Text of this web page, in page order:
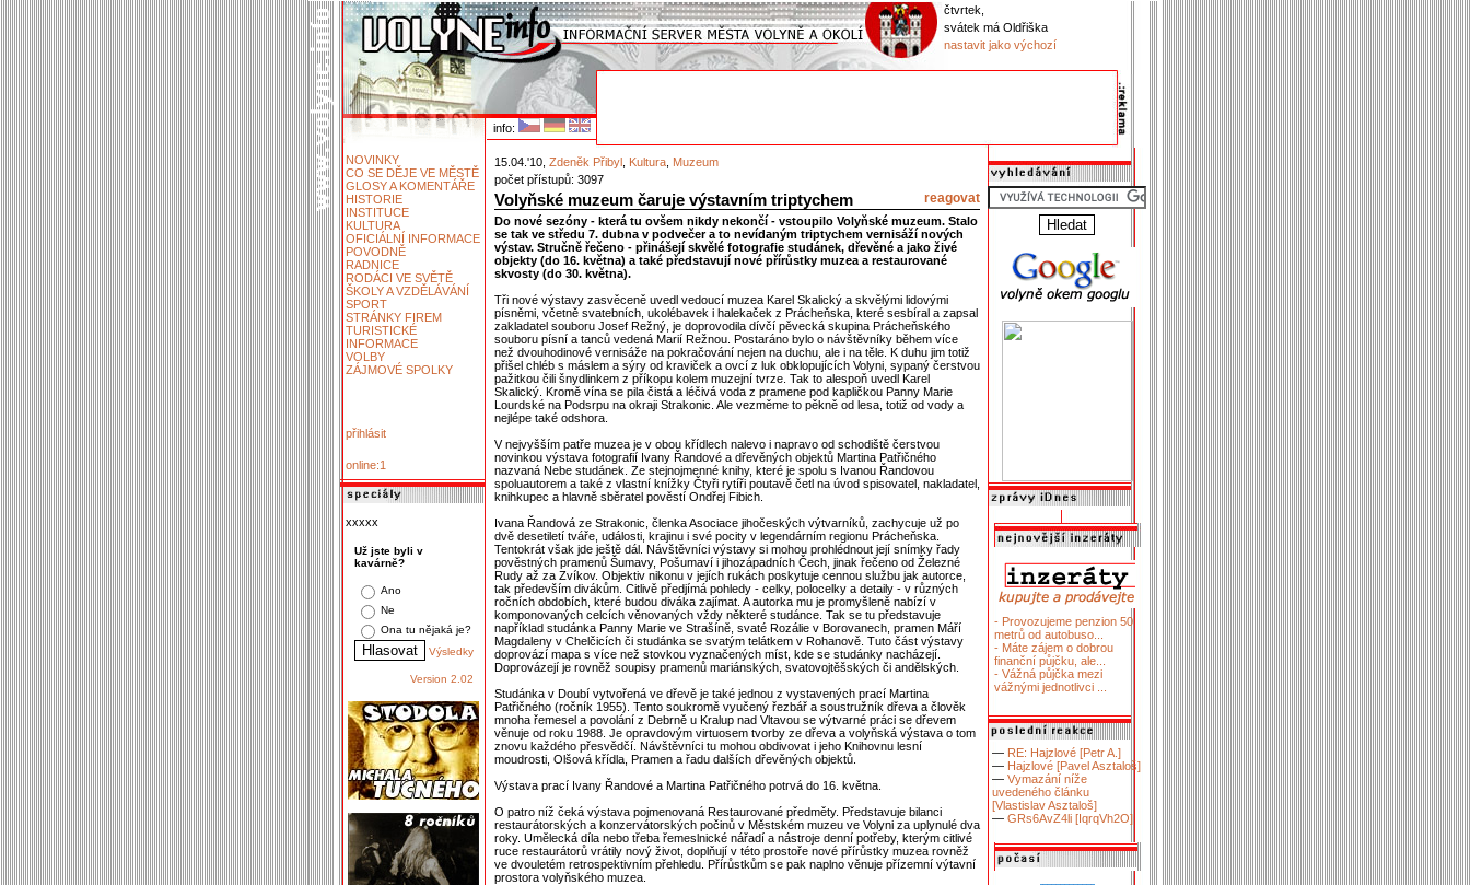
čtvrtek,
svátek má Oldřiška
nastavit jako výchozí
info:
NOVINKY
CO SE DĚJE VE MĚSTĚ
GLOSY A KOMENTÁŘE
HISTORIE
INSTITUCE
KULTURA
OFICIÁLNÍ INFORMACE
POVODNĚ
RADNICE
RODÁCI VE SVĚTĚ
ŠKOLY A VZDĚLÁVÁNÍ
SPORT
STRÁNKY FIREM
TURISTICKÉ
INFORMACE
VOLBY
ZÁJMOVÉ SPOLKY
přihlásit
online:1
xxxxx
Už jste byli v
kavárně?
Ano
Ne
Ona tu nějaká je?
Výsledky
Version 2.02
15.04.'10, Zdeněk Přibyl Kultura Muzeum
počet přístupů: 3097
reagovat
Volyňské muzeum čaruje výstavním triptychem
Do nové sezóny - která tu ovšem nikdy nekončí - vstoupilo Volyňské muzeum. Stalo
se tak ve středu 7. dubna v podvečer a to nevídaným triptychem vernisáží nových
výstav. Stručně řečeno - přinášejí skvělé fotografie studánek, dřevěné a jako živé
objekty (do 16. května) a také představují nové přírůstky muzea a restaurované
skvosty (do 30. května).
Tři nové výstavy zasvěceně uvedl vedoucí muzea Karel Skalický a skvělými lidovými
písněmi, včetně svatebních, ukolébavek i halekaček z Prácheňska, které sesbíral a zapsal
zakladatel souboru Josef Režný, je doprovodila dívčí pěvecká skupina Prácheňského
souboru písní a tanců vedená Marií Režnou. Postaráno bylo o návštěvníky během více
než dvouhodinové vernisáže na pokračování nejen na duchu, ale i na těle. K duhu jim totiž
přišel chléb s máslem a sýry od kraviček a ovcí z luk obklopujících Volyni, sypaný čerstvou
pažitkou čili šnydlinkem z příkopu kolem muzejní tvrze. Tak to alespoň uvedl Karel
Skalický. Kromě vína se pila čistá a léčivá voda z pramene pod kapličkou Panny Marie
Lourdské na Podsrpu na okraji Strakonic. Ale vezměme to pěkně od lesa, totiž od vody a
nejlépe také odshora.
V nejvyšším patře muzea je v obou křídlech nalevo i napravo od schodiště čerstvou
novinkou výstava fotografií Ivany Řandové a dřevěných objektů Martina Patřičného
nazvaná Nebe studánek. Ze stejnojmenné knihy, které je spolu s Ivanou Řandovou
spoluautorem a také z vlastní knížky Čtyři rytíři poutavě četl na úvod spisovatel, nakladatel,
knihkupec a hlavně sběratel pověstí Ondřej Fibich.
Ivana Řandová ze Strakonic, členka Asociace jihočeských výtvarníků, zachycuje už po
dvě desetiletí tváře, události, krajinu i své pocity v legendárním regionu Prácheňska.
Tentokrát však jde ještě dál. Návštěvníci výstavy si mohou prohlédnout její snímky řady
pověstných pramenů Šumavy, Pošumaví i jihozápadních Čech, jinak řečeno od Železné
Rudy až za Zvíkov. Objektiv nikonu v jejích rukách poskytuje cennou službu jak autorce,
tak především divákům. Citlivě předjímá pohledy - celky, polocelky a detaily - v různých
ročních obdobích, které budou diváka zajímat. A autorka mu je promyšleně nabízí v
komponovaných celcích věnovaných vždy některé studánce. Tak se tu představuje
například studánka Panny Marie ve Strašíně, svaté Rozálie v Borovanech, pramen Máří
Magdaleny v Chelčicích či studánka se svatým telátkem v Rohanově. Tuto část výstavy
doprovází mapa s více než stovkou vyznačených míst, kde se studánky nacházejí.
Doprovázejí je rovněž soupisy pramenů mariánských, svatovojtěšských či andělských.
Studánka v Doubí vytvořená ve dřevě je také jednou z vystavených prací Martina
Patřičného (ročník 1955). Tento soukromě vyučený řezbář a soustružník dřeva a člověk
mnoha řemesel a povolání z Debrně u Kralup nad Vltavou se výtvarné práci se dřevem
věnuje od roku 1988. Je opravdovým virtuosem tvorby ze dřeva a volyňská výstava o tom
znovu každého přesvědčí. Návštěvníci tu mohou obdivovat i jeho Knihovnu lesní
moudrosti, Olšová křídla, Pramen a řadu dalších dřevěných objektů.
Výstava prací Ivany Řandové a Martina Patřičného potrvá do 16. května.
O patro níž čeká výstava pojmenovaná Restaurované předměty. Představuje bilanci
restaurátorských a konzervátorských počinů v Městském muzeu ve Volyni za uplynulé dva
roky. Umělecká díla nebo třeba řemeslnické nářadí a nástroje denní potřeby, kterým citlivé
ruce restaurátorů vrátily nový život, doplňují v této prostoře nové přírůstky muzea rovněž
ve dvouletém retrospektivním přehledu. Přírůstkům se pak naplno věnuje přízemní výtavní
prostora volyňského muzea.
- Provozujeme penzion 50
metrů od autobuso...
- Máte zájem o dobrou
finanční půjčku, ale...
- Vážná půjčka mezi
vážnými jednotlivci ...
— RE: Hajzlové [Petr A.]
— Hajzlové [Pavel Asztaloš]
— Vymazání níže
uvedeného článku
[Vlastislav Asztaloš]
— GRs6AvZ4li [IqrqVh2O]